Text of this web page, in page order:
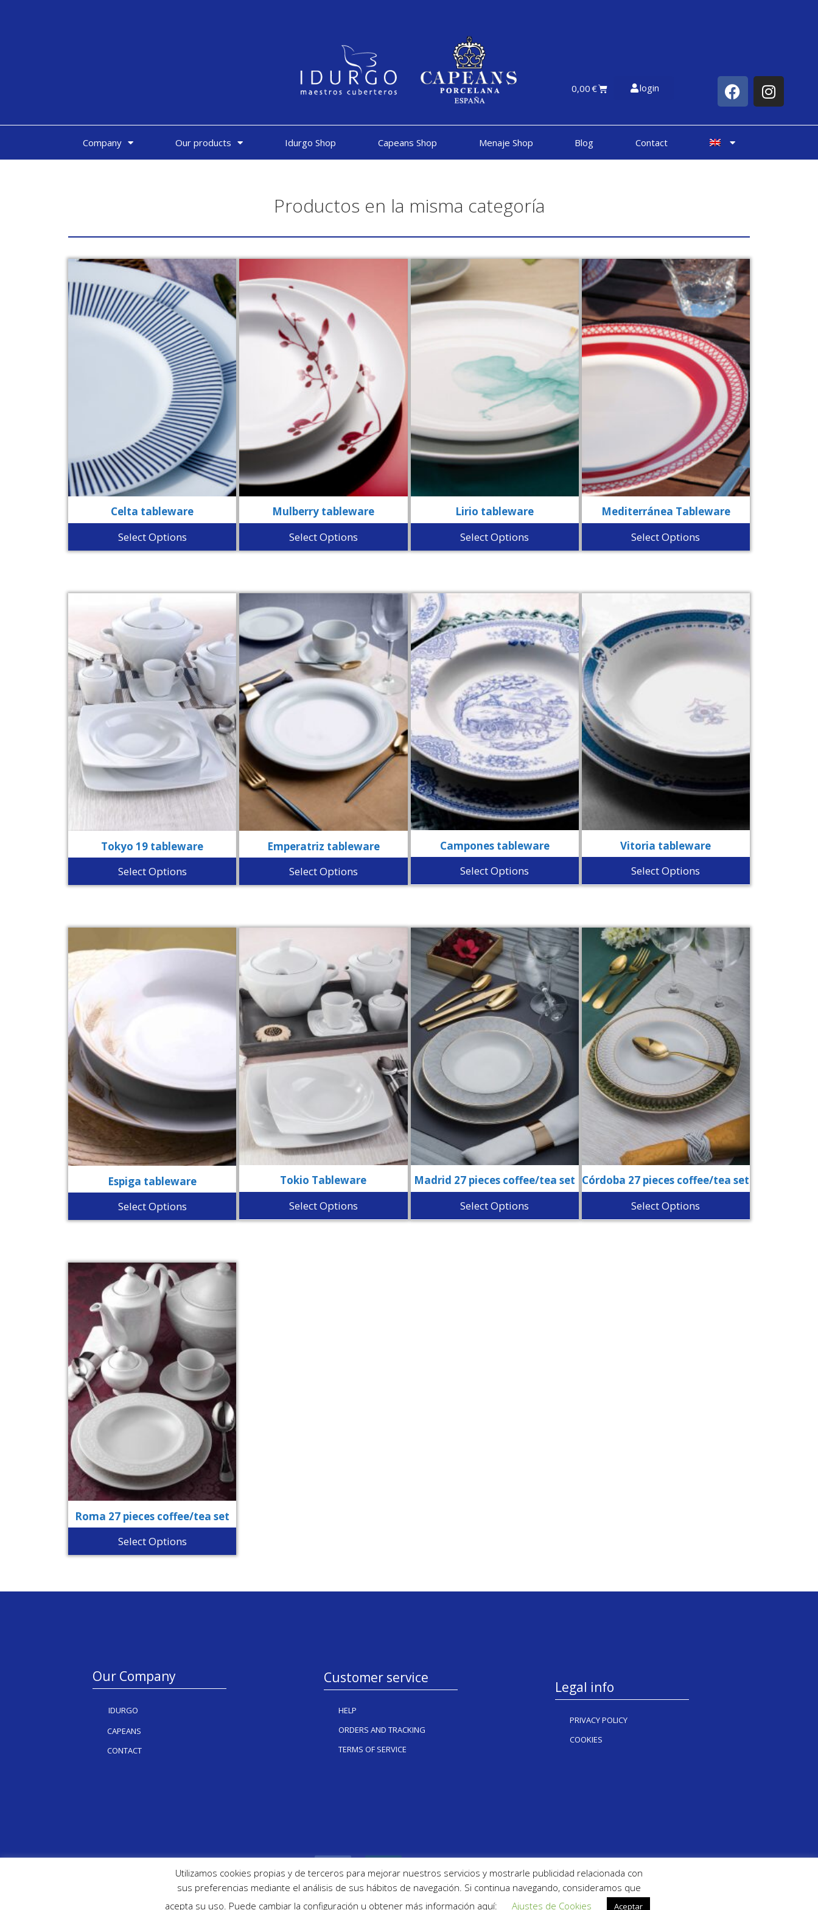
0,00€ login
Company Our products Idurgo Shop Capeans Shop Menaje Shop Blog Contact
Productos en la misma categoría
Celta tableware
Select Options
Mulberry tableware
Select Options
Lirio tableware
Select Options
Mediterránea Tableware
Select Options
Tokyo 19 tableware
Select Options
Emperatriz tableware
Select Options
Campones tableware
Select Options
Vitoria tableware
Select Options
Espiga tableware
Select Options
Tokio Tableware
Select Options
Madrid 27 pieces coffee/tea set
Select Options
Córdoba 27 pieces coffee/tea set
Select Options
Roma 27 pieces coffee/tea set
Select Options
Our Company
IDURGO
CAPEANS
CONTACT
Customer service
HELP
ORDERS AND TRACKING
TERMS OF SERVICE
Legal info
PRIVACY POLICY
COOKIES
Utilizamos cookies propias y de terceros para mejorar nuestros servicios y mostrarle publicidad relacionada con
sus preferencias mediante el análisis de sus hábitos de navegación. Si continua navegando, consideramos que
acepta su uso. Puede cambiar la configuración u obtener más información aquí:
Ajustes de Cookies Aceptar